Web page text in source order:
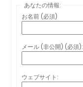
あなたの情報:
お名前 (必須)
メール (非公開) (必須):
ウェブサイト: